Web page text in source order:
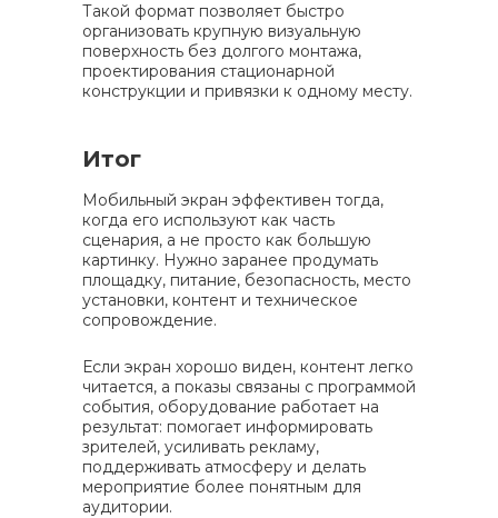
Такой формат позволяет быстро
организовать крупную визуальную
поверхность без долгого монтажа,
проектирования стационарной
конструкции и привязки к одному месту.
Мобильный экран эффективен тогда,
когда его используют как часть
сценария, а не просто как большую
картинку. Нужно заранее продумать
площадку, питание, безопасность, место
установки, контент и техническое
сопровождение.
Если экран хорошо виден, контент легко
читается, а показы связаны с программой
события, оборудование работает на
результат: помогает информировать
зрителей, усиливать рекламу,
поддерживать атмосферу и делать
мероприятие более понятным для
аудитории.
Итог